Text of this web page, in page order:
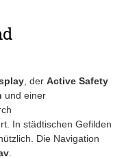
, der Active Safety
und einer
In städtischen Gefilden
Die Navigation